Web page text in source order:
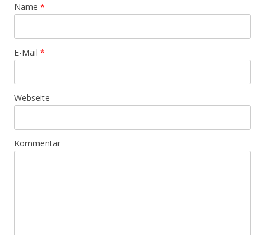
Name *
E-Mail *
Webseite
Kommentar